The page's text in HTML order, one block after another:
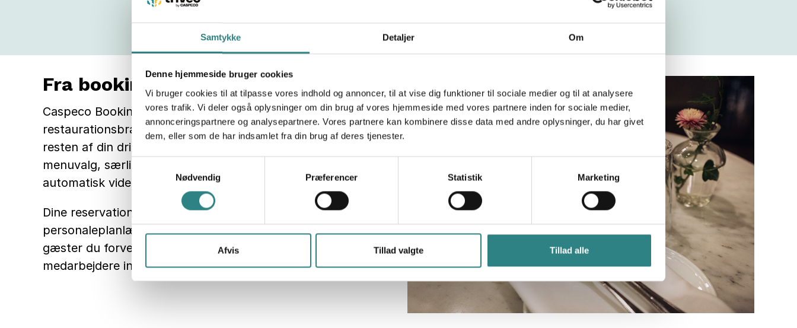
Samtykke Detaljer Om
Denne hjemmeside bruger cookies
Vi bruger cookies til at tilpasse vores indhold og annoncer, til at vise dig funktioner til sociale medier og til at analysere
vores trafik. Vi deler også oplysninger om din brug af vores hjemmeside med vores partnere inden for sociale medier,
annonceringspartnere og analysepartnere. Vores partnere kan kombinere disse data med andre oplysninger, du har givet
dem, eller som de har indsamlet fra din brug af deres tjenester.
Nødvendig
Præferencer Statistik Marketing
Afvis Tillad valgte Tillad alle
Fra booking til servering
Caspeco Bookings online bordreservationssystem til
restaurationsbranchen fungerer problemfrit sammen med
resten af din drift. Så snart en gæst ankommer, sendes
menuvalg, særlige ønsker og eventuelle forudbetalinger
automatisk videre til din kasse.
Dine reservationer vises også automatisk i
personaleplanlægningen. Så kan du se live, hvor mange
gæster du forventer, og sætte det rette antal
medarbejdere ind på det rette tidspunkt.